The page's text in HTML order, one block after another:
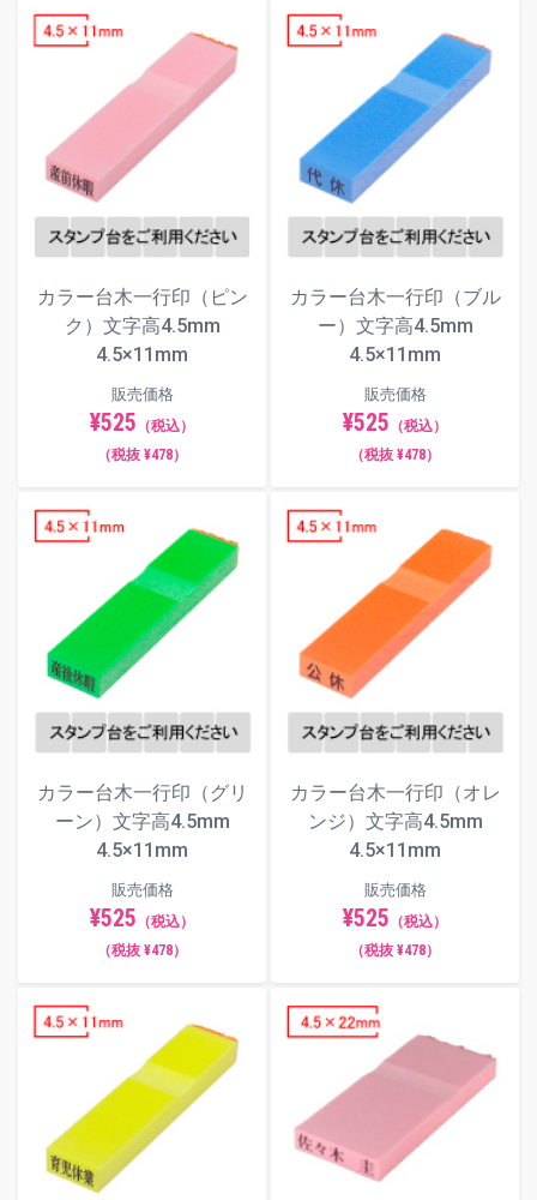
文字数またはサイズを調整してくださ
い。
別途スタンプ台をご使用ください。ス
タンプ台は
からご注文いただけ
ます。
フォント（書体）サンプル
丸ゴシック体
毛筆体
カラー台木一行印（ピン
ク）文字高4.5mm
4.5×11mm
販売価格
¥525 （税込）
（税抜 ¥478）
カラー台木一行印（ブル
ー）文字高4.5mm
4.5×11mm
販売価格
¥525 （税込）
（税抜 ¥478）
カラー台木一行印（グリ
ーン）文字高4.5mm
4.5×11mm
販売価格
¥525 （税込）
（税抜 ¥478）
カラー台木一行印（オレ
ンジ）文字高4.5mm
4.5×11mm
販売価格
¥525 （税込）
（税抜 ¥478）